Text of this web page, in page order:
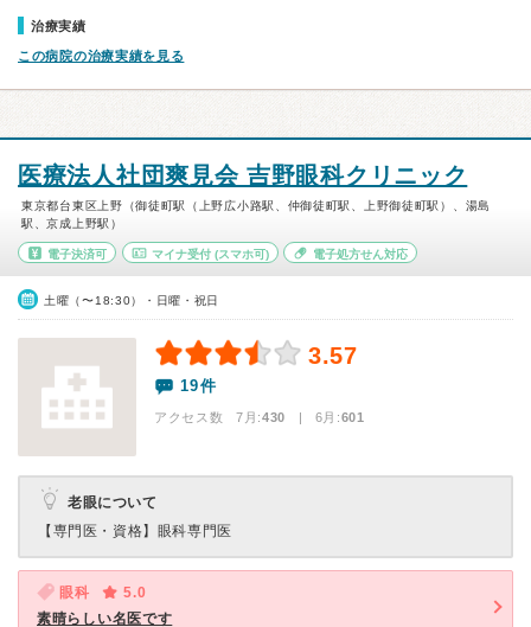
治療実績
この病院の治療実績を見る
医療法人社団爽見会 吉野眼科クリニック
東京都台東区上野（御徒町駅（上野広小路駅、仲御徒町駅、上野御徒町駅）、湯島
駅、京成上野駅）
電子決済可 マイナ受付(スマホ可) 電子処方せん対応
土曜（〜18:30）・日曜・祝日
3.57
19件
アクセス数 7月:430 | 6月:601
老眼について
【専門医・資格】 眼科専門医
眼科
5.0
素晴らしい名医です